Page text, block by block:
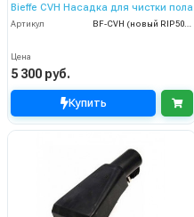
Bieffe CVH Насадка для чистки пола
Артикул
Цена
5 300 руб.
Купить